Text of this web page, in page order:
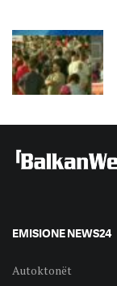
EMISIONE NEWS24
Autoktonët